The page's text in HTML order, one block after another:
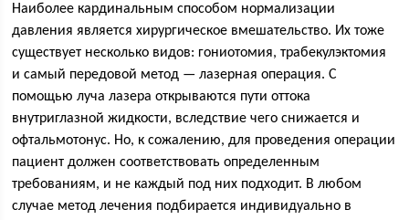
Наиболее кардинальным способом нормализации
давления является хирургическое вмешательство. Их тоже
существует несколько видов: гониотомия, трабекулэктомия
и самый передовой метод — лазерная операция. С
помощью луча лазера открываются пути оттока
внутриглазной жидкости, вследствие чего снижается и
офтальмотонус. Но, к сожалению, для проведения операции
пациент должен соответствовать определенным
требованиям, и не каждый под них подходит. В любом
случае метод лечения подбирается индивидуально в